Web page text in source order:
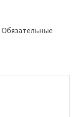
Обязательные